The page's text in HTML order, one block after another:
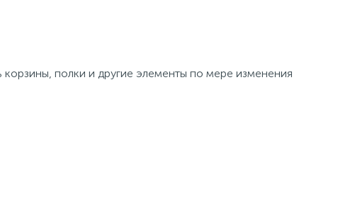
полки и другие элементы по мере изменения